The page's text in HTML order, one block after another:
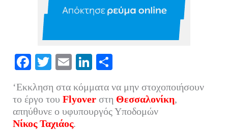
Fa
ce
bo
ok
T
tte
r
E
m
ail
Li
ed
In
ρ
α
‘Εκκληση στα κόμματα να μην στοχοποιήσουν
το έργο του Flyoverστη Θεσσαλονίκη,
απηύθυνε ο υφυπουργός Υποδομών
Νίκος Ταχιάος.